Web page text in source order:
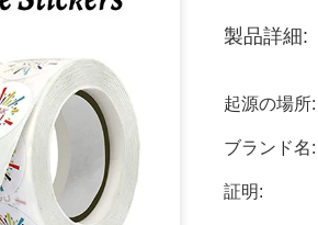
製品詳細:
起源の場所:
ブランド名:
証明: